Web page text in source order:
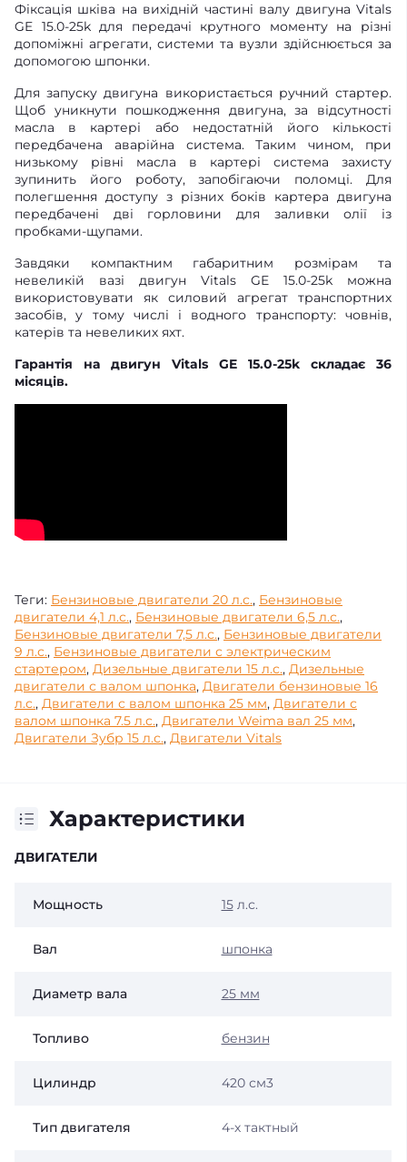
Фіксація шківа на вихідній частині валу двигуна Vitals
GE 15.0-25k для передачі крутного моменту на різні
допоміжні агрегати, системи та вузли здійснюється за
допомогою шпонки.
Для запуску двигуна використається ручний стартер.
Щоб уникнути пошкодження двигуна, за відсутності
масла в картері або недостатній його кількості
передбачена аварійна система. Таким чином, при
низькому рівні масла в картері система захисту
зупинить його роботу, запобігаючи поломці. Для
полегшення доступу з різних боків картера двигуна
передбачені дві горловини для заливки олії із
пробками-щупами.
Завдяки компактним габаритним розмірам та
невеликій вазі двигун Vitals GE 15.0-25k можна
використовувати як силовий агрегат транспортних
засобів, у тому числі і водного транспорту: човнів,
катерів та невеликих яхт.
Гарантія на двигун Vitals GE 15.0-25k складає 36
місяців.
Теги: Бензиновые двигатели 20 л.с., Бензиновые
двигатели 4,1 л.с., Бензиновые двигатели 6,5 л.с.,
Бензиновые двигатели 7,5 л.с., Бензиновые двигатели
9 л.с., Бензиновые двигатели с электрическим
стартером, Дизельные двигатели 15 л.с., Дизельные
двигатели с валом шпонка, Двигатели бензиновые 16
л.с., Двигатели с валом шпонка 25 мм, Двигатели с
валом шпонка 7.5 л.с., Двигатели Weima вал 25 мм,
Двигатели Зубр 15 л.с., Двигатели Vitals
Характеристики
ДВИГАТЕЛИ
Мощность 15л.с.
Вал шпонка
Диаметр вала 25 мм
Топливо бензин
Цилиндр 420 см3
Тип двигателя 4-х тактный